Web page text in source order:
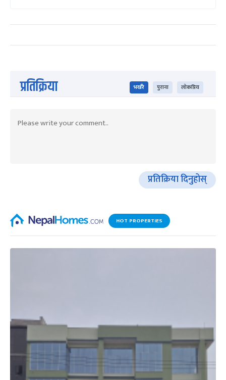
प्रतिक्रिया भर्खरै पुराना लोकप्रिय
प्रतिक्रिया दिनुहोस्
HOT PROPERTIES